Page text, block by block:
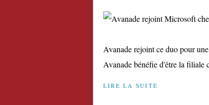
Avanade rejoint ce duo pour
Avanade bénéfie d'être la filiale
LIRE LA SUITE